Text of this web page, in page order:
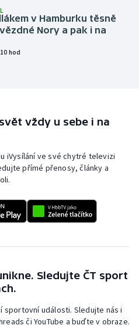
v Hamburku těsně
Nory a pak i na
hod
vždy u sebe i na
iVysílání ve své chytré televizi
přímé přenosy, články a
Sledujte ČT sport
sportovní události. Sledujte nás i
či YouTube a buďte v obraze.